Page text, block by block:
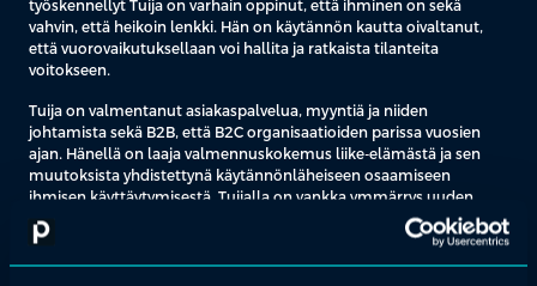
työskennellyt Tuija on varhain oppinut, että ihminen on sekä
vahvin, että heikoin lenkki. Hän on käytännön kautta oivaltanut,
että vuorovaikutuksellaan voi hallita ja ratkaista tilanteita
voitokseen.
Tuija on valmentanut asiakaspalvelua, myyntiä ja niiden
johtamista sekä B2B, että B2C organisaatioiden parissa vuosien
ajan. Hänellä on laaja valmennuskokemus liike-elämästä ja sen
muutoksista yhdistettynä käytännönläheiseen osaamiseen
ihmisen käyttäytymisestä. Tuijalla on vankka ymmärrys uuden
aikakauden tuomista vaatimuksista ainutlaatuisen
palvelukokemuksen tuottamiseen ja sen johtamiseen. Hän
kouluttaa selkeästi ja silti vauhdikkaan mukaansatempaavasti –